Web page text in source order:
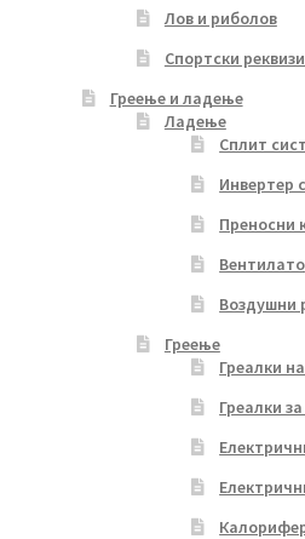
Лов и риболов
Спортски
Греење и ладење
Ладење
Сплит
Инвертер
Преносни
Воздушни
Греење
Греалки
Греалки